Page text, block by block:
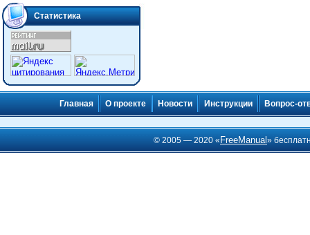
Статистика
Главная О проекте Новости Инструкции Вопрос-
© 2005 — 2020 « FreeManual»